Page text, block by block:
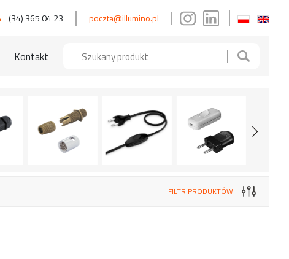
(34) 365 04 23 poczta@illumino.pl
Kontakt
FILTR PRODUKTÓW